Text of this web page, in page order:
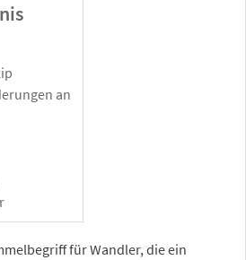
an
für Wandler, die ein